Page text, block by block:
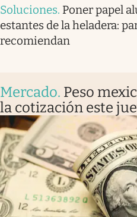
Soluciones. Poner papel
estantes de la heladera:
recomiendan
Mercado. Peso
la cotización este